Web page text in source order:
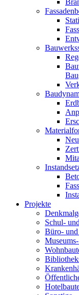
Projekte
Schul-
Büro- und